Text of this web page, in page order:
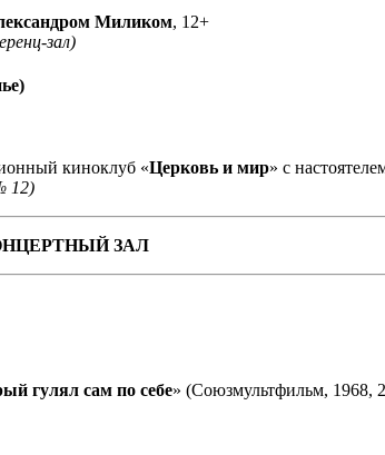
Миликом, 12+
зал)
киноклуб «Церковь и мир» с
12)
ЗАЛ
гулял сам по себе» (Союзмультфильм, 1968,